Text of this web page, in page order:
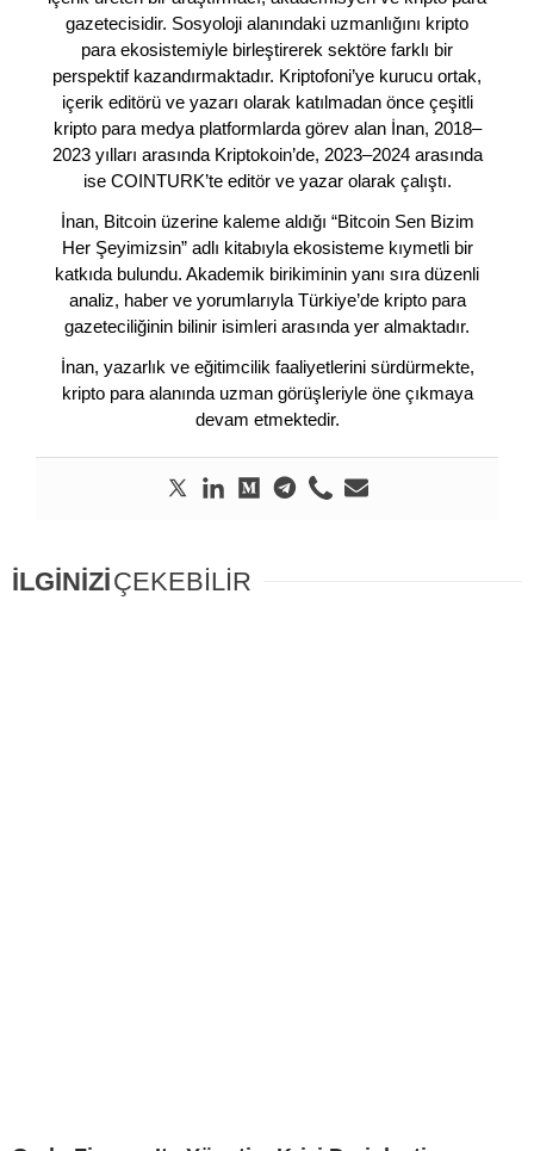
gazetecisidir. Sosyoloji alanındaki uzmanlığını kripto
para ekosistemiyle birleştirerek sektöre farklı bir
perspektif kazandırmaktadır. Kriptofoni’ye kurucu ortak,
içerik editörü ve yazarı olarak katılmadan önce çeşitli
kripto para medya platformlarda görev alan İnan, 2018–
2023 yılları arasında Kriptokoin’de, 2023–2024 arasında
ise COINTURK’te editör ve yazar olarak çalıştı.
İnan, Bitcoin üzerine kaleme aldığı “Bitcoin Sen Bizim
Her Şeyimizsin” adlı kitabıyla ekosisteme kıymetli bir
katkıda bulundu. Akademik birikiminin yanı sıra düzenli
analiz, haber ve yorumlarıyla Türkiye’de kripto para
gazeteciliğinin bilinir isimleri arasında yer almaktadır.
İnan, yazarlık ve eğitimcilik faaliyetlerini sürdürmekte,
kripto para alanında uzman görüşleriyle öne çıkmaya
devam etmektedir.
İLGİNİZİÇEKEBİLİR